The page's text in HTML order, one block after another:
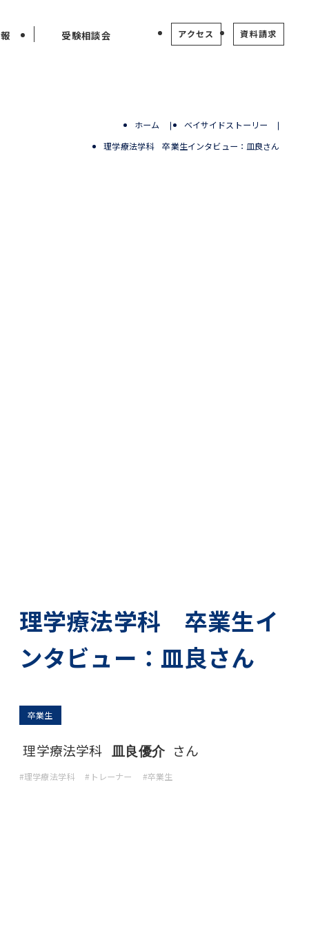
受験相談会 アクセス 資料請求
ホーム
ベイサイドストーリー
理学療法学科 卒業生インタビュー：皿良さん
理学療法学科 卒業生イ
ンタビュー：皿良さん
卒業生
理学療法学科 皿良優介 さん
#理学療法学科#トレーナー #卒業生